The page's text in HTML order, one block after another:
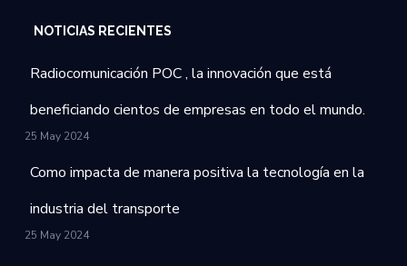
NOTICIAS RECIENTES
Radiocomunicación POC , la innovación que está
beneficiando cientos de empresas en todo el mundo.
25 May 2024
Como impacta de manera positiva la tecnología en la
industria del transporte
25 May 2024